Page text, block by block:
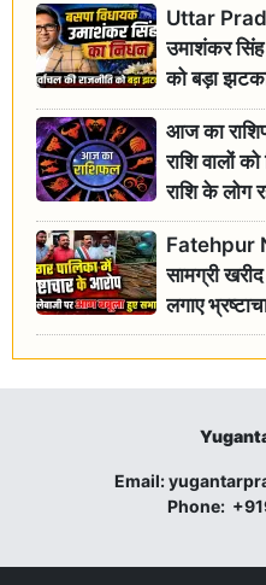
Uttar
उमाशंकर सिंह
को बड़ा
आज का
राशि वालों
राशि के लोग
Fatehpur
सामग्री
लगाए
Email:
Phone: